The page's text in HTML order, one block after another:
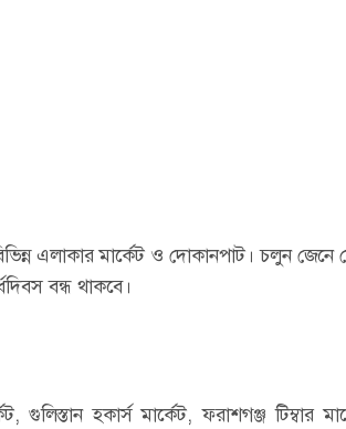
এলাকার মার্কেট ও দোকানপাট। চলুন
বন্ধ থাকবে।
হকার্স মার্কেট, ফরাশগঞ্জ টিম্বার